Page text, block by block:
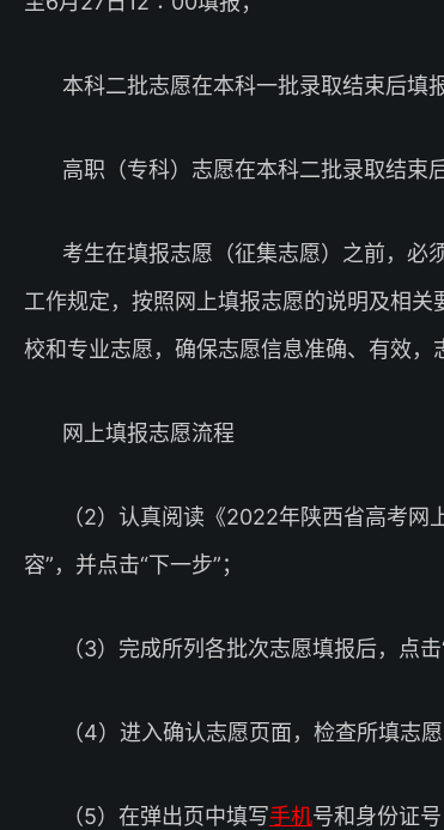
本科二批志愿在本科一批录取结束后填报
高职（专科）志愿在本科二批录取结束
考生在填报志愿（征集志愿）之前，必
工作规定，按照网上填报志愿的说明及相
校和专业志愿，确保志愿信息准确、有效，
网上填报志愿流程
（2）认真阅读《2022年陕西省高考
容”，并点击“下一步”；
（3）完成所列各批次志愿填报后，点击
（4）进入确认志愿页面，检查所填志
（5）在弹出页中填写手机号和身份证号